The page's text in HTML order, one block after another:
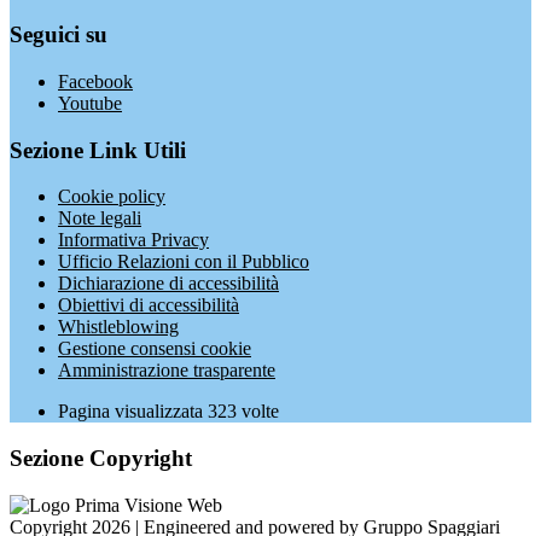
Seguici su
Facebook
Youtube
Sezione Link Utili
Cookie policy
Note legali
Informativa Privacy
Ufficio Relazioni con il Pubblico
Dichiarazione di accessibilità
Obiettivi di accessibilità
Whistleblowing
Gestione consensi cookie
Amministrazione trasparente
Pagina visualizzata 323 volte
Sezione Copyright
Copyright 2026 | Engineered and powered by Gruppo Spaggiari